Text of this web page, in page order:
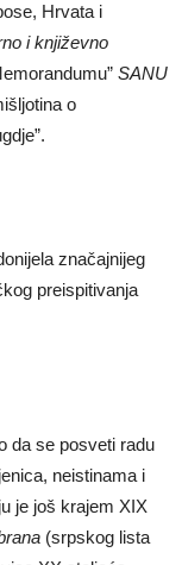
Hrvata i
i književno
SANU
o
značajnijeg
preispitivanja
da se posveti radu
neistinama i
je još krajem XIX
(srpskog lista